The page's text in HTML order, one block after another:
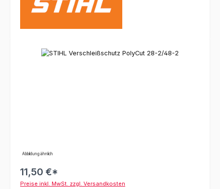
Bildergalerie überspringen
Abbildung ähnlich
11,50 €*
Preise inkl. MwSt. zzgl. Versandkosten